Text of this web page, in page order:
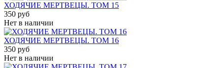
ХОДЯЧИЕ МЕРТВЕЦЫ. ТОМ 15
350 руб
Нет в наличии
ХОДЯЧИЕ МЕРТВЕЦЫ. ТОМ 16
350 руб
Нет в наличии